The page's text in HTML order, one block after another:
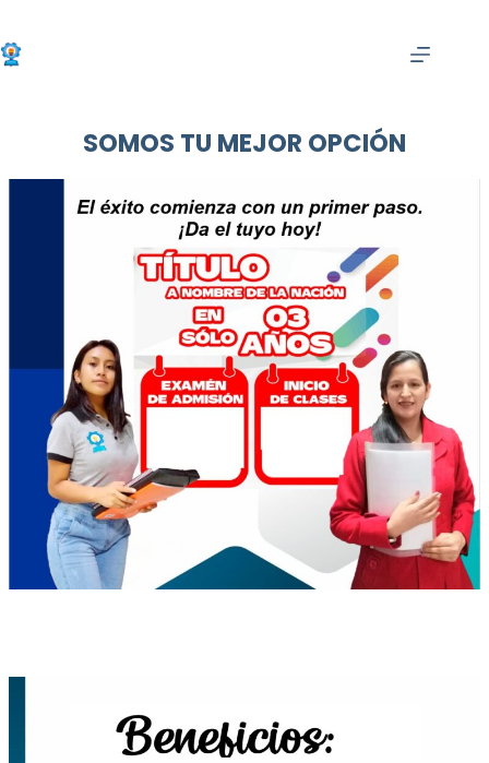
content
SOMOS TU MEJOR OPCIÓN